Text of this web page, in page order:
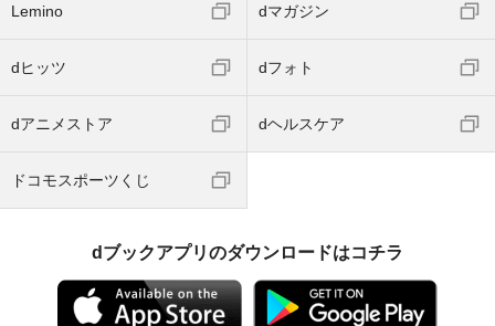
Lemino dマガジン
dヒッツ dフォト
dアニメストア dヘルスケア
ドコモスポーツくじ
dブックアプリのダウンロードはコチラ